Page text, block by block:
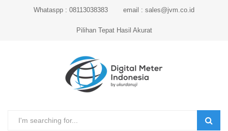
Whataspp : 08113038383 email : sales@jvm.co.id
Pilihan Tepat Hasil Akurat